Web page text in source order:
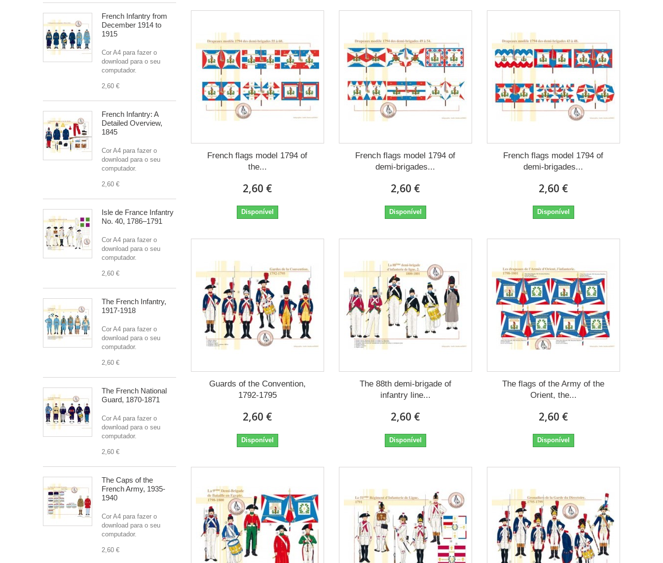
French Infantry from
December 1914 to
1915
Cor A4 para fazer o
download para o seu
computador.
2,60 €
French Infantry: A
Detailed Overview,
1845
Cor A4 para fazer o
download para o seu
computador.
2,60 €
Isle de France Infantry
No. 40, 1786–1791
Cor A4 para fazer o
download para o seu
computador.
2,60 €
The French Infantry,
1917-1918
Cor A4 para fazer o
download para o seu
computador.
2,60 €
The French National
Guard, 1870-1871
Cor A4 para fazer o
download para o seu
computador.
2,60 €
The Caps of the
French Army, 1935-
1940
Cor A4 para fazer o
download para o seu
computador.
2,60 €
French flags model 1794 of
the...
2,60 €
Disponível
French flags model 1794 of
demi-brigades...
2,60 €
Disponível
French flags model 1794 of
demi-brigades...
2,60 €
Disponível
Guards of the Convention,
1792-1795
2,60 €
Disponível
The 88th demi-brigade of
infantry line...
2,60 €
Disponível
The flags of the Army of the
Orient, the...
2,60 €
Disponível